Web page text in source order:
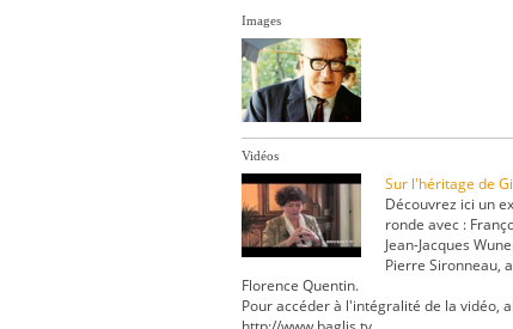
Images
Vidéos
Sur l'héritage de
Découvrez ici un
ronde avec :
Jean-Jacques
Pierre Sironneau,
Florence Quentin.
Pour accéder à l'intégralité de la vidéo,